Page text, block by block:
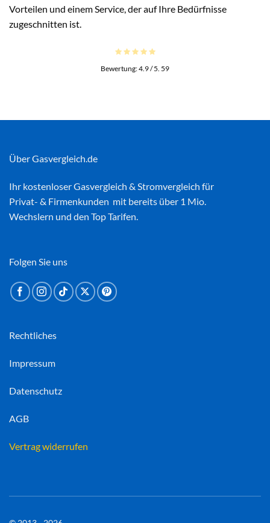
Vorteilen und einem Service, der auf Ihre Bedürfnisse
zugeschnitten ist.
Bewertung:4.9/ 5. 59
Über Gasvergleich.de
Ihr kostenloserGasvergleich & Stromvergleich für
Privat- & Firmenkunden mit bereits über 1 Mio.
Wechslern und den Top Tarifen.
Rechtliches
Impressum
Datenschutz
AGB
Vertrag widerrufen
Folgen Sie uns